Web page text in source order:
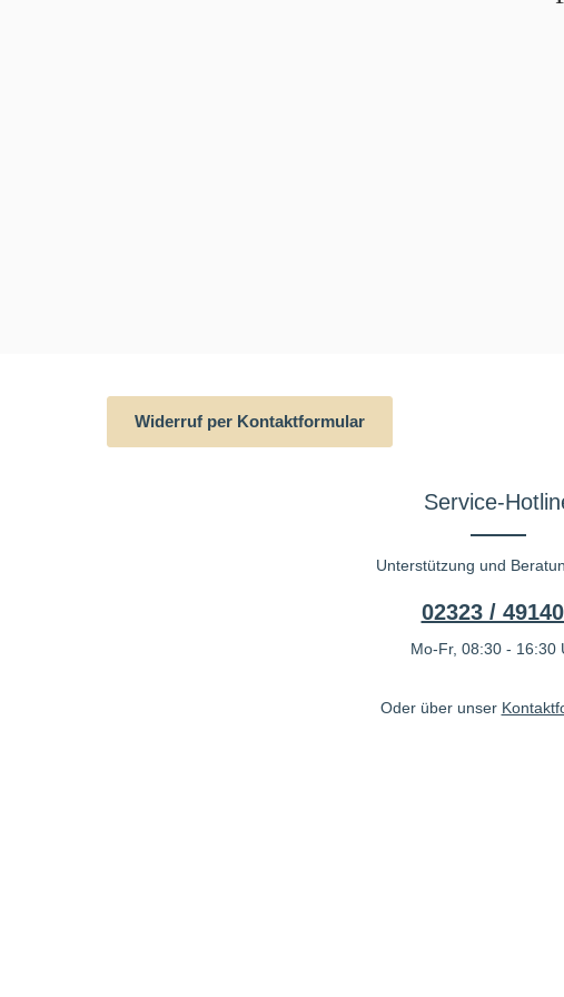
Widerruf per Kontaktformular
Service-
Unterstützung und
02323 /
Mo-Fr, 08:30 - 16:30
Oder über unser